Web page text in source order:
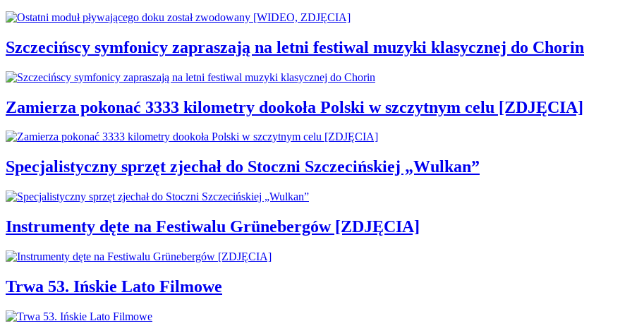
Szczecińscy symfonicy zapraszają na letni festiwal muzyki klasycznej do Chorin
Zamierza pokonać 3333 kilometry dookoła Polski w szczytnym celu [ZDJĘCIA]
Specjalistyczny sprzęt zjechał do Stoczni Szczecińskiej „Wulkan”
Instrumenty dęte na Festiwalu Grünebergów [ZDJĘCIA]
Trwa 53. Ińskie Lato Filmowe